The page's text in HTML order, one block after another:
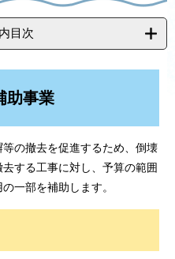
目次
助事業
の撤去を促進するため、倒壊
する工事に対し、予算の範囲
一部を補助します。